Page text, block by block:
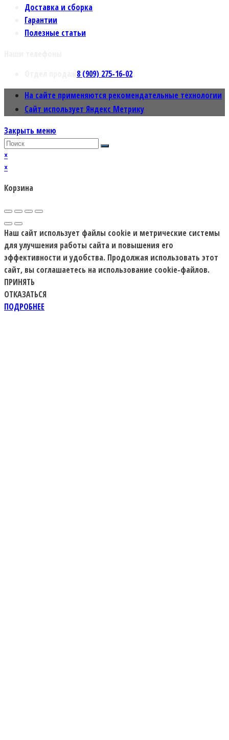
Доставка и сборка
Гарантии
Полезные статьи
8 (909) 275-16-02
На сайте применяются рекомендательные технологии
Сайт использует Яндекс Метрику
Закрыть меню
×
×
Корзина
Наш сайт использует файлы cookie и метрические системы
для улучшения работы сайта и повышения его
эффективности и удобства. Продолжая использовать этот
сайт, вы соглашаетесь на использование cookie-файлов.
ПРИНЯТЬ
ОТКАЗАТЬСЯ
ПОДРОБНЕЕ